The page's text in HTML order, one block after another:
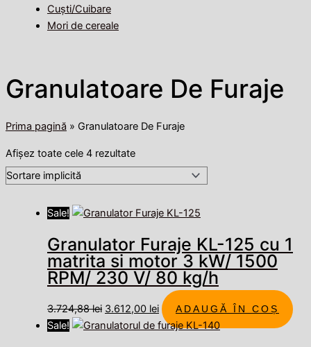
Cuști/Cuibare
Mori de cereale
Granulatoare De Furaje
Prima pagină » Granulatoare De Furaje
Afișez toate cele 4 rezultate
Sale!
Granulator Furaje KL-125 cu 1
matrita si motor 3 kW/ 1500
RPM/ 230 V/ 80 kg/h
3.724,88lei 3.612,00 lei ADAUGĂ ÎN COȘ
Sale!